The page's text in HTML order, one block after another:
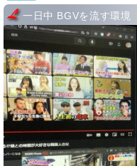
一日中 BGVを流す環境